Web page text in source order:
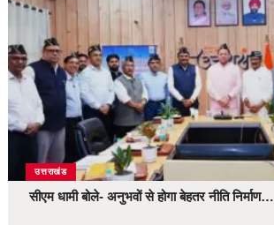
उत्तराखंड
सीएम धामी बोले- अनुभवों से होगा बेहतर नीति निर्माण…